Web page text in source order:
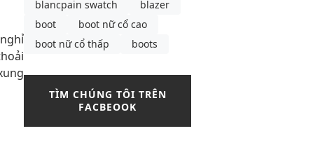
blancpain swatch
blazer
boot
boot nữ cổ cao
boot nữ cổ thấp
boots
TÌM CHÚNG TÔI TRÊN
FACBEOOK